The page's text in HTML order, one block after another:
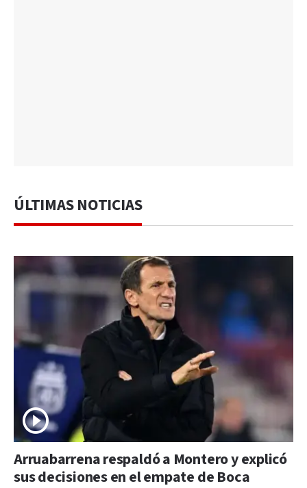
ÚLTIMAS NOTICIAS
Arruabarrena respaldó a Montero y explicó
sus decisiones en el empate de Boca